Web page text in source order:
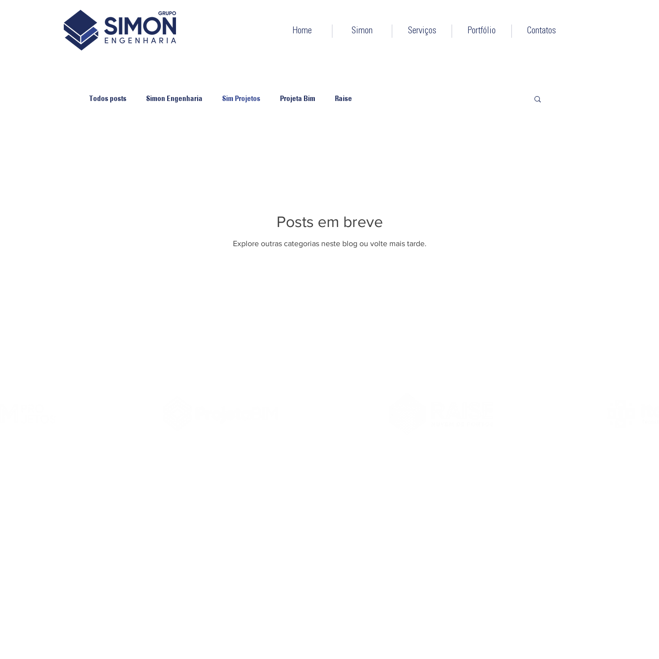
Home Simon Serviços Portfólio Contatos
Todos posts Simon Engenharia Sim Projetos Projeta Bim Raise
Posts em breve
Explore outras categorias neste blog ou volte mais tarde.